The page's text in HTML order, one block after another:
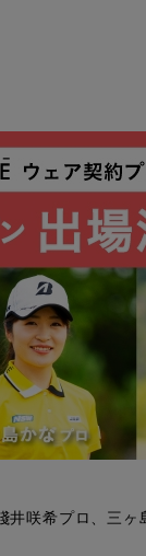
井咲希プロ、三